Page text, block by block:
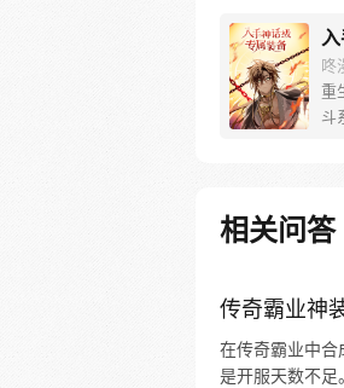
咚
重
斗
相关问答
传奇霸业神
在传奇霸业中合
是开服天数不足